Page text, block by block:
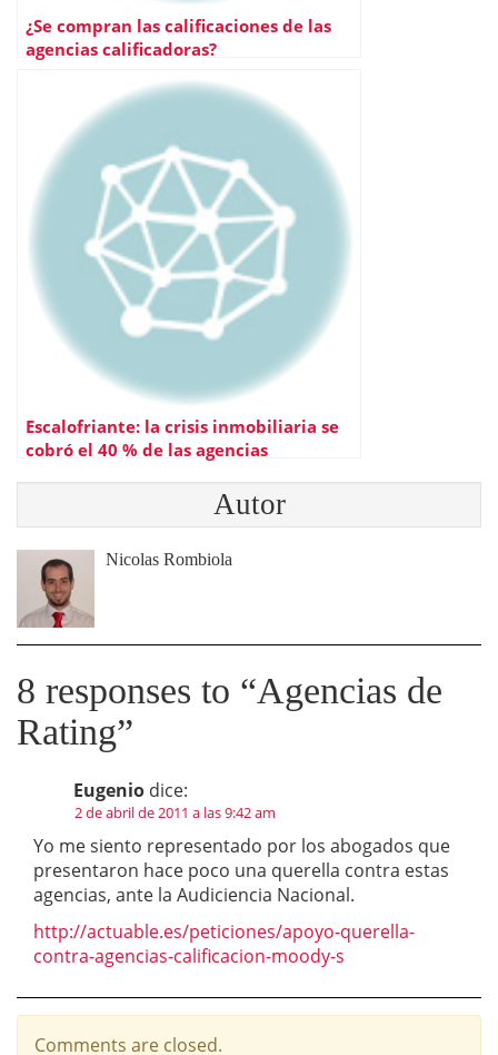
¿Se compran las calificaciones de las
agencias calificadoras?
Escalofriante: la crisis inmobiliaria se
cobró el 40 % de las agencias
Autor
Nicolas Rombiola
8 responses to “Agencias de
Rating”
Eugenio dice:
2 de abril de 2011 a las 9:42 am
Yo me siento representado por los abogados que
presentaron hace poco una querella contra estas
agencias, ante la Audiciencia Nacional.
http://actuable.es/peticiones/apoyo-querella-
contra-agencias-calificacion-moody-s
Comments are closed.